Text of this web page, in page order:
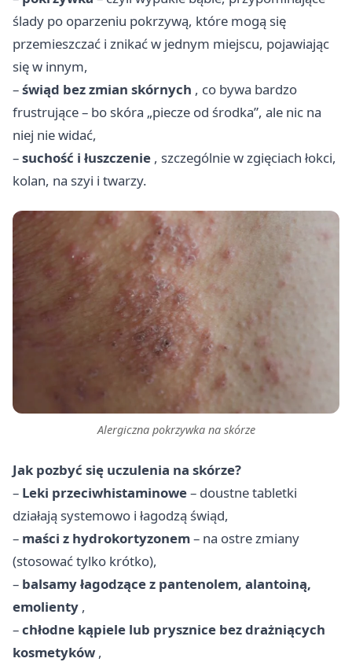
ślady po oparzeniu pokrzywą, które mogą się
przemieszczać i znikać w jednym miejscu, pojawiając
się w innym,
–świąd bez zmian skórnych , co bywa bardzo
frustrujące – bo skóra „piecze od środka”, ale nic na
niej nie widać,
–suchość i łuszczenie , szczególnie w zgięciach łokci,
kolan, na szyi i twarzy.
Alergiczna pokrzywka na skórze
Jak pozbyć się uczulenia na skórze?
– Leki przeciwhistaminowe– doustne tabletki
działają systemowo i łagodzą świąd,
– maści z hydrokortyzonem– na ostre zmiany
(stosować tylko krótko),
– balsamy łagodzące z pantenolem, alantoiną,
emolienty ,
–chłodne kąpiele lub prysznice bez drażniących
kosmetyków ,